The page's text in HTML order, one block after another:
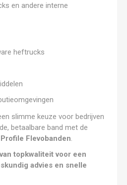
en andere interne
heftrucks
slimme keuze voor bedrijven
betaalbare band met de
Profile Flevobanden
topkwaliteit voor een
advies en snelle